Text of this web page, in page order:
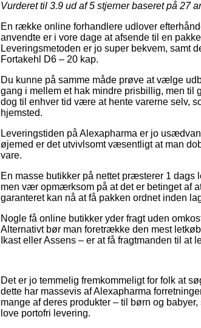
Vurderet til 3.9 ud af 5 stjerner baseret på 27
En række online forhandlere udlover
anvendte er i vore dage at afsende til en
Leveringsmetoden er jo super bekvem, samt
Fortakehl D6 – 20 kap.
Du kunne på samme måde prøve at vælge
gang i mellem et hak mindre prisbillig, men til
dog til enhver tid være at hente varerne selv,
hjemsted.
Leveringstiden på Alexapharma er jo
øjemed er det utvivlsomt væsentligt at man
vare.
En masse butikker på nettet præsterer 1 dags
men vær opmærksom på at det er betinget af
garanteret kan nå at få pakken ordnet inden
Nogle få online butikker yder fragt uden
Alternativt bør man foretrække den mest
Ikast eller Assens – er at få fragtmanden til at
Det er jo temmelig fremkommeligt for folk at
dette har massevis af Alexapharma
mange af deres produkter – til børn og
love portofri levering.